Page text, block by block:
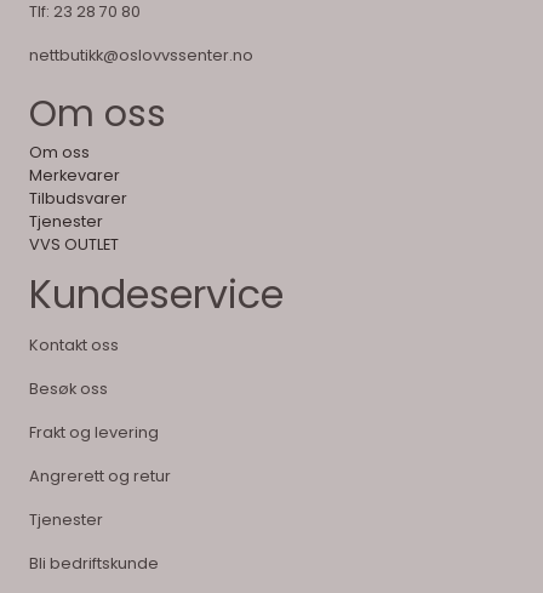
Tlf: 23 28 70 80
nettbutikk@oslovvssenter.no
Om oss
Om oss
Merkevarer
Tilbudsvarer
Tjenester
VVS OUTLET
Kundeservice
Kontakt oss
Besøk oss
Frakt og levering
Angrerett og retur
Tjenester
Bli bedriftskunde